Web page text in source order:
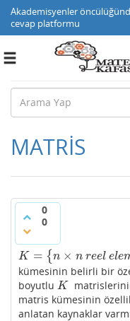
Akademisyenler
cevap platformu
Toggle
MATRİS
0
0
K = {n × n reel ele
K= n× n ree el emanlı A
kümesinin belirli bir
boyutlu K
K
matris kümesinin
anlatan kaynaklar